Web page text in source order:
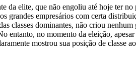
da elite, que não engoliu até hoje ter
empresários com certa
classes dominantes, não criou
no momento da eleição,
mostrou sua posição de classe